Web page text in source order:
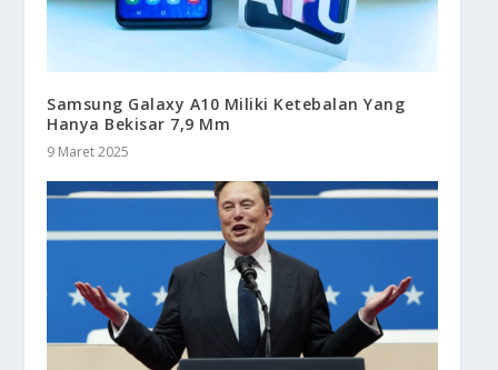
Samsung Galaxy A10 Miliki Ketebalan Yang
Hanya Bekisar 7,9 Mm
9 Maret 2025